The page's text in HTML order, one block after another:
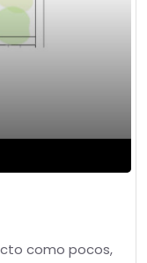
como pocos,